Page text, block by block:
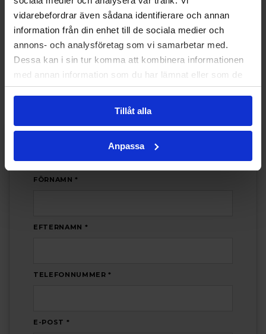
vidarebefordrar även sådana identifierare och annan
information från din enhet till de sociala medier och
annons- och analysföretag som vi samarbetar med.
Dessa kan i sin tur komma att kombinera informationen
med annan information som du har lämnat eller som de
har samlat in när du har använt deras tjänster.
Tillåt alla
Anpassa
VISA FLER
Intresseanmälan
FÖRNAMN *
EFTERNAMN *
TELEFONNUMMER *
E-POST *